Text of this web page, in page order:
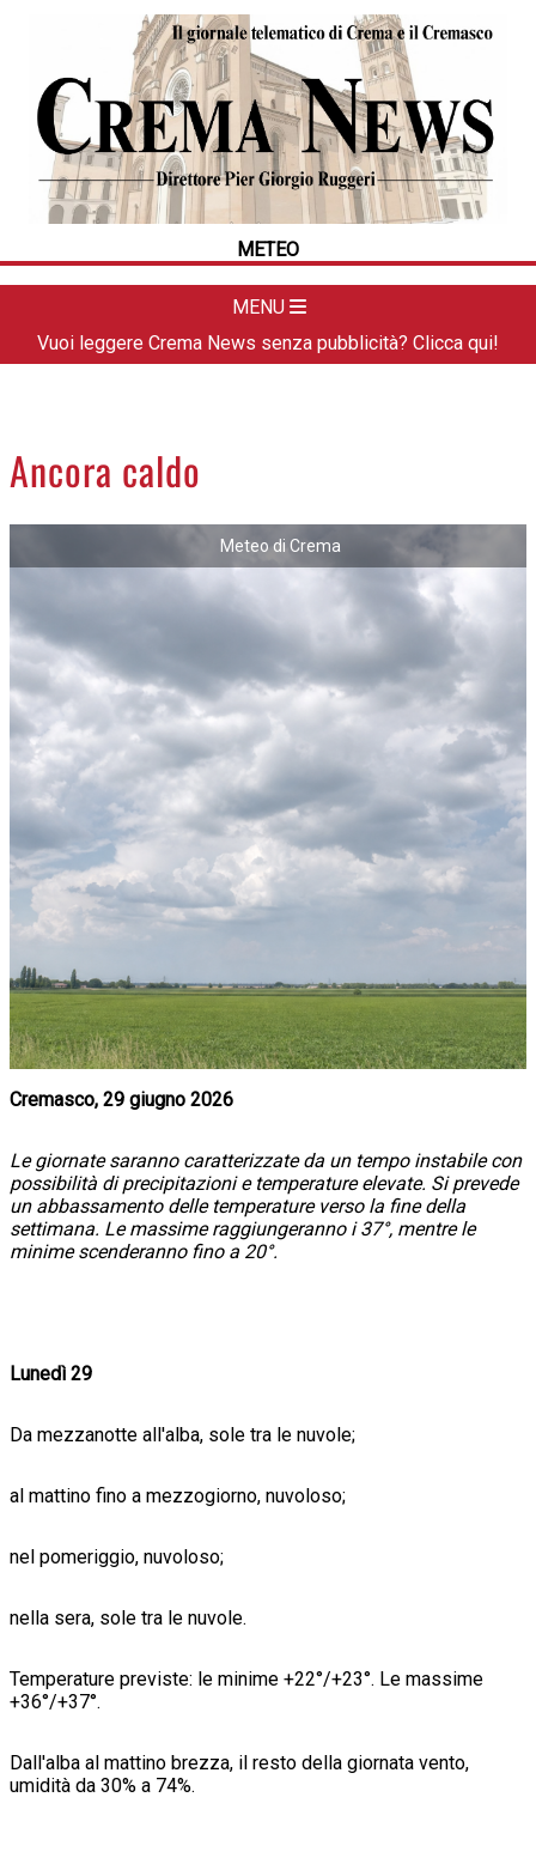
METEO
MENU
HOME
CRONACA
POLITICA
LA FOTO
DAL TERRITORIO
APPUNTAMENTI
ANIMALI
Vuoi leggere Crema News senza pubblicità? Clicca qui!
Ancora caldo
Meteo di Crema
Cremasco, 29 giugno 2026
Le giornate saranno caratterizzate da un tempo instabile con
possibilità di precipitazioni e temperature elevate. Si prevede
un abbassamento delle temperature verso la fine della
settimana. Le massime raggiungeranno i 37°, mentre le
minime scenderanno fino a 20°.
Lunedì 29
Da mezzanotte all'alba, sole tra le nuvole;
al mattino fino a mezzogiorno, nuvoloso;
nel pomeriggio, nuvoloso;
nella sera, sole tra le nuvole.
Temperature previste: le minime +22°/+23°. Le massime
+36°/+37°.
Dall'alba al mattino brezza, il resto della giornata vento,
umidità da 30% a 74%.